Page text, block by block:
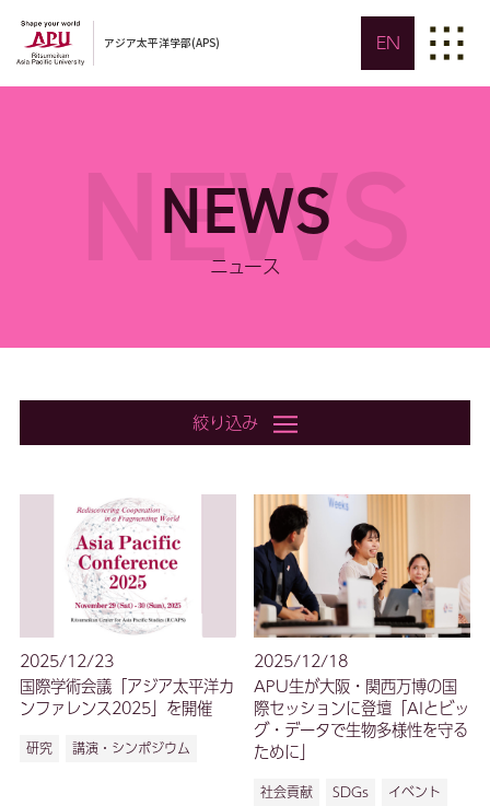
アジア太平洋学部(APS) EN
NEWS
NEWS
ニュース
絞り込み
2025/12/23
国際学術会議「アジア太平洋カ
ンファレンス2025」を開催
研究 講演・シンポジウム
2025/12/18
APU生が大阪・関西万博の国
際セッションに登壇「AIとビッ
グ・データで生物多様性を守る
ために」
社会貢献 SDGs イベント